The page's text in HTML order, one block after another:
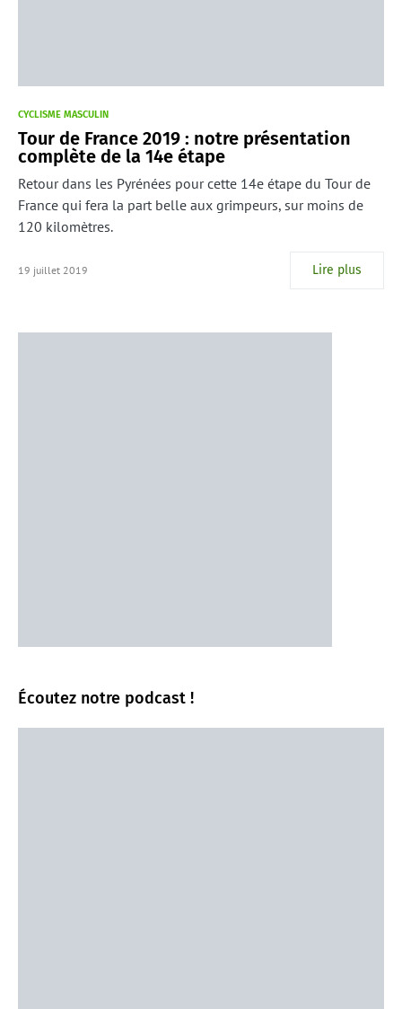
CYCLISME MASCULIN
Tour de France 2019 : notre présentation
complète de la 14e étape
Retour dans les Pyrénées pour cette 14e étape du Tour de
France qui fera la part belle aux grimpeurs, sur moins de
120 kilomètres.
19 juillet 2019 Lire plus
Écoutez notre podcast !